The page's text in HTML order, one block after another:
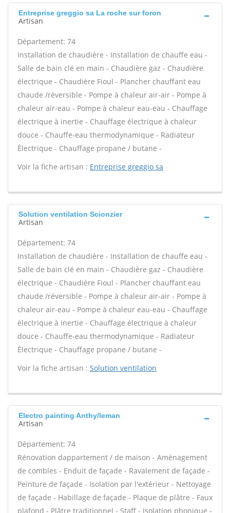
Entreprise greggio sa La roche sur foron
Artisan
Département: 74
Installation de chaudière - Installation de chauffe eau -
Salle de bain clé en main - Chaudière gaz - Chaudière
électrique - Chaudière Fioul - Plancher chauffant eau
chaude /réversible - Pompe à chaleur air-air - Pompe à
chaleur air-eau - Pompe à chaleur eau-eau - Chauffage
électrique à inertie - Chauffage électrique à chaleur
douce - Chauffe-eau thermodynamique - Radiateur
Électrique - Chauffage propane / butane -
Voir la fiche artisan : Entreprise greggio sa
Solution ventilation Scionzier
Artisan
Département: 74
Installation de chaudière - Installation de chauffe eau -
Salle de bain clé en main - Chaudière gaz - Chaudière
électrique - Chaudière Fioul - Plancher chauffant eau
chaude /réversible - Pompe à chaleur air-air - Pompe à
chaleur air-eau - Pompe à chaleur eau-eau - Chauffage
électrique à inertie - Chauffage électrique à chaleur
douce - Chauffe-eau thermodynamique - Radiateur
Électrique - Chauffage propane / butane -
Voir la fiche artisan : Solution ventilation
Electro painting Anthy/leman
Artisan
Département: 74
Rénovation dappartement / de maison - Aménagement
de combles - Enduit de façade - Ravalement de façade -
Peinture de façade - Isolation par l'extérieur - Nettoyage
de façade - Habillage de façade - Plaque de plâtre - Faux
plafond - Plâtre traditionnel - Staff - Isolation phonique -